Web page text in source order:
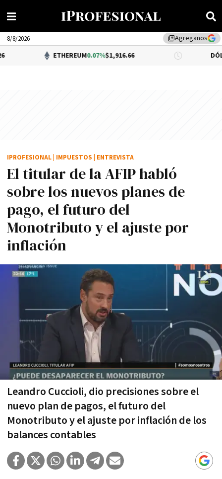
library_addAgreganos
8/8/2026
ETHEREUM0.07%$1,916.66 DÓLAR BNA
El titular de la AFIP habló
sobre los nuevos planes de
pago, el futuro del
Monotributo y el ajuste por
inflación
Leandro Cuccioli, dio precisiones sobre el
nuevo plan de pagos, el futuro del
Monotributo y el ajuste por inflación de los
balances contables
IPROFESIONAL IMPUESTOS ENTREVISTA